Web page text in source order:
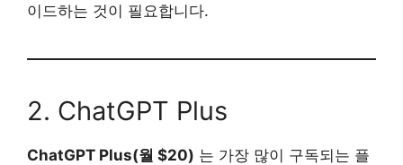
이드하는 것이 필요합니다.
2. ChatGPT Plus
ChatGPT Plus(월 $20) 는 가장 많이 구독되는 플